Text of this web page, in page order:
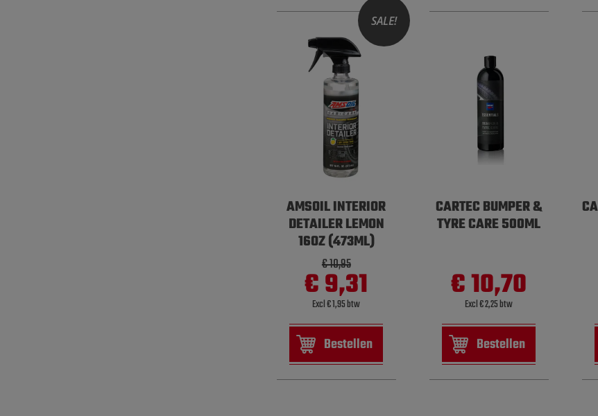
SALE!
AMSOIL INTERIOR
DETAILER LEMON
16OZ (473ML)
€ 10,95
€ 9,31
Excl € 1,95 btw
Bestellen
CARTEC BUMPER &
TYRE CARE 500ML
€ 10,70
Excl € 2,25 btw
Bestellen